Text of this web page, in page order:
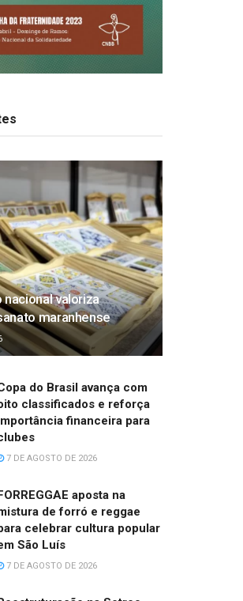
valoriza
maranhense
do Brasil avança com
classificados e reforça
financeira para
7 DE AGOSTO DE 2026
aposta na
de forró e reggae
celebrar cultura popular
São Luís
7 DE AGOSTO DE 2026